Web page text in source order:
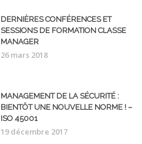
DERNIÈRES CONFÉRENCES ET
SESSIONS DE FORMATION CLASSE
MANAGER
26 mars 2018
MANAGEMENT DE LA SÉCURITÉ :
BIENTÔT UNE NOUVELLE NORME ! –
ISO 45001
19 décembre 2017